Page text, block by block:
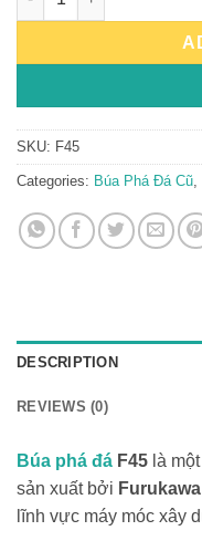
SKU: F45
Categories: Búa Phá Đá Cũ,
DESCRIPTION
REVIEWS (0)
Búa phá đá F45 là
sản xuất bởi Furukawa
lĩnh vực máy móc xây